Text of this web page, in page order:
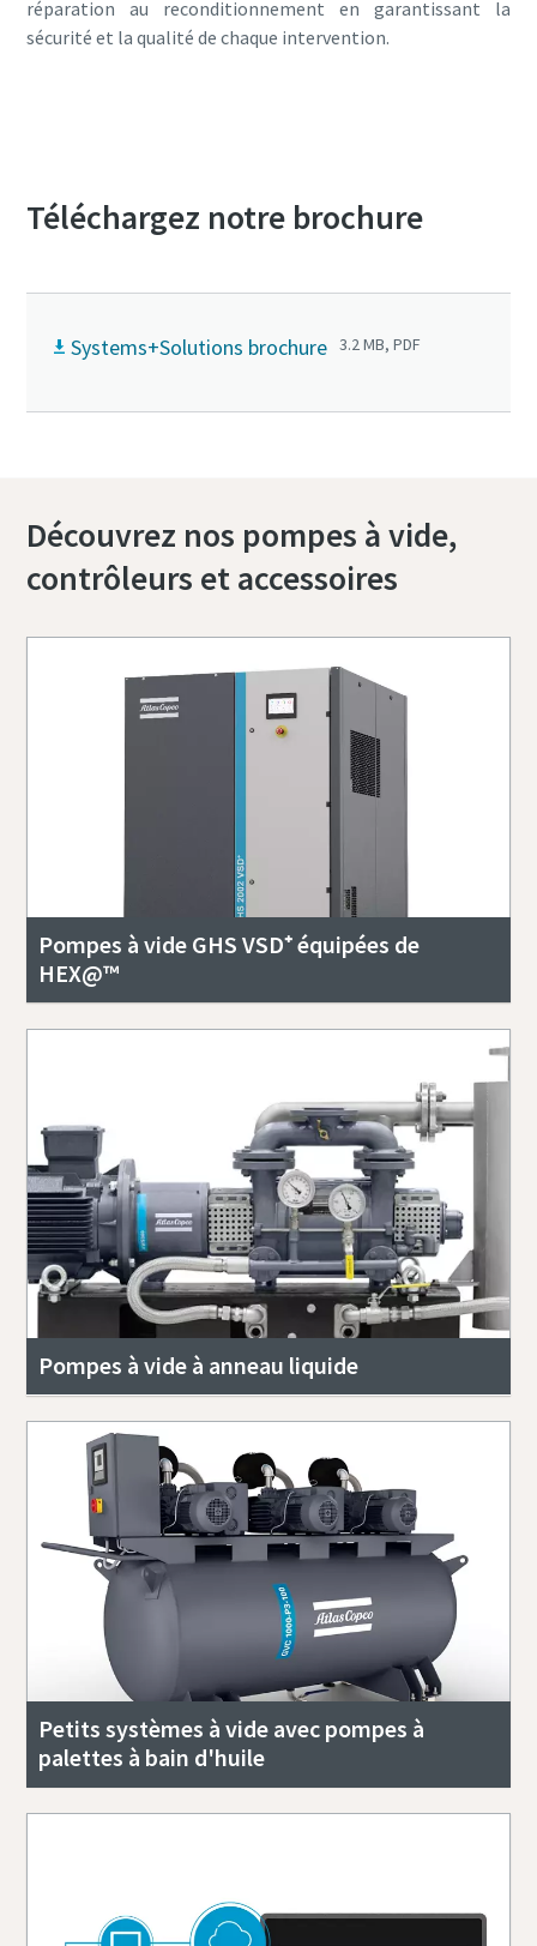
réparation au reconditionnement en garantissant la
sécurité et la qualité de chaque intervention.
Téléchargez notre brochure
Systems+Solutions brochure 3.2 MB, PDF
Découvrez nos pompes à vide,
contrôleurs et accessoires
Pompes à vide GHS VSD⁺ équipées de
HEX@™
Pompes à vide à anneau liquide
Petits systèmes à vide avec pompes à
palettes à bain d'huile